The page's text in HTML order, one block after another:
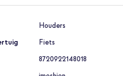
veilig en handsfree de weg op met
trotseren
De houder is spatwaterdicht
er siliconen pads aan de binnenkant
Houders
Fiets
8720922148018